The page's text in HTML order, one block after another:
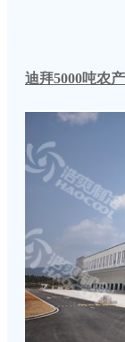
迪拜5000吨农